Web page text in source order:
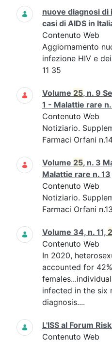
nuove diagnosi di
casi di AIDS in
Contenuto Web
Aggiornamento
infezione HIV e
11 35
Volume 25, n. 9
1 - Malattie rare n.
Contenuto Web
Notiziario.
Farmaci Orfani
Volume 25, n. 3
Malattie rare n. 13
Contenuto Web
Notiziario.
Farmaci Orfani n.13
Volume 34, n. 11,
Contenuto Web
In 2020,
accounted for
infected in the six
diagnosis....
L'ISS al Forum
Contenuto Web